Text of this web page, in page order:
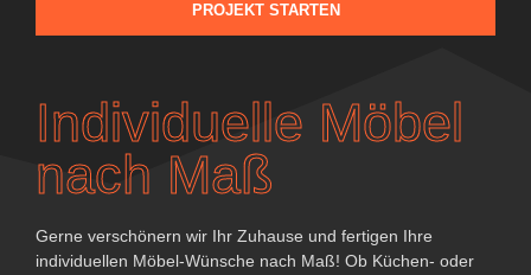
PROJEKT STARTEN
Individuelle Möbel
nach Maß
Gerne verschönern wir Ihr Zuhause und fertigen Ihre
individuellen Möbel-Wünsche nach Maß! Ob Küchen- oder